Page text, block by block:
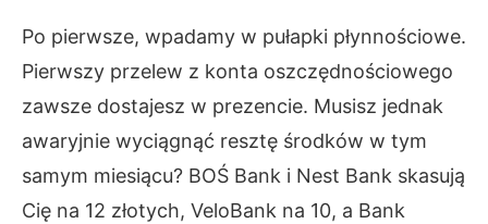
Po pierwsze, wpadamy w pułapki płynnościowe.
Pierwszy przelew z konta oszczędnościowego
zawsze dostajesz w prezencie. Musisz jednak
awaryjnie wyciągnąć resztę środków w tym
samym miesiącu? BOŚ Bank i Nest Bank skasują
Cię na 12 złotych, VeloBank na 10, a Bank